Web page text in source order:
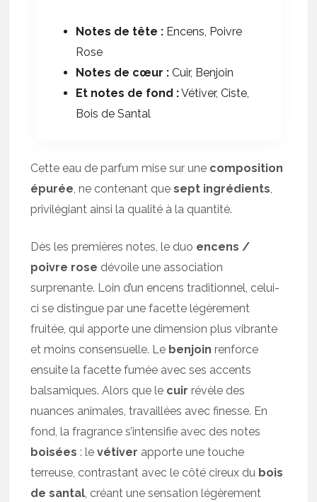
Notes de tête : Encens, Poivre
Rose
Notes de cœur : Cuir, Benjoin
Et notes de fond :Vétiver, Ciste,
Bois de Santal
Cette eau de parfum mise sur une composition
épurée, ne contenant quesept ingrédients,
privilégiant ainsi la qualité à la quantité.
Dès les premières notes, le duo encens /
poivre rose dévoile une association
surprenante. Loin d’un encens traditionnel, celui-
ci se distingue par une facette légèrement
fruitée, qui apporte une dimension plus vibrante
et moins consensuelle. Le benjoin renforce
ensuite la facette fumée avec ses accents
balsamiques. Alors que le cuir révèle des
nuances animales, travaillées avec finesse. En
fond, la fragrance s’intensifie avec des notes
boisées : levétiver apporte une touche
terreuse, contrastant avec le côté cireux du bois
de santal, créant une sensation légèrement